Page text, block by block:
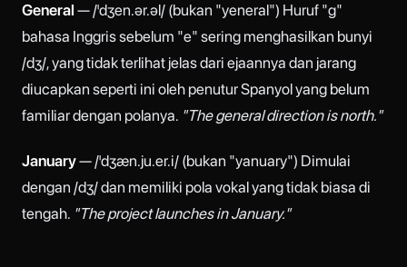
General — /ˈdʒen.ər.əl/ (bukan "yeneral") Huruf "g"
bahasa Inggris sebelum "e" sering menghasilkan bunyi
/dʒ/, yang tidak terlihat jelas dari ejaannya dan jarang
diucapkan seperti ini oleh penutur Spanyol yang belum
familiar dengan polanya. "The general direction is north."
January— /ˈdʒæn.ju.er.i/ (bukan "yanuary") Dimulai
dengan /dʒ/ dan memiliki pola vokal yang tidak biasa di
tengah. "The project launches in January."